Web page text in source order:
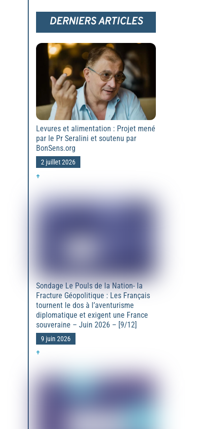
DERNIERS ARTICLES
Levures et alimentation : Projet mené
par le Pr Seralini et soutenu par
BonSens.org
2 juillet 2026
+
Sondage Le Pouls de la Nation- la
Fracture Géopolitique : Les Français
tournent le dos à l’aventurisme
diplomatique et exigent une France
souveraine – Juin 2026 – [9/12]
9 juin 2026
+